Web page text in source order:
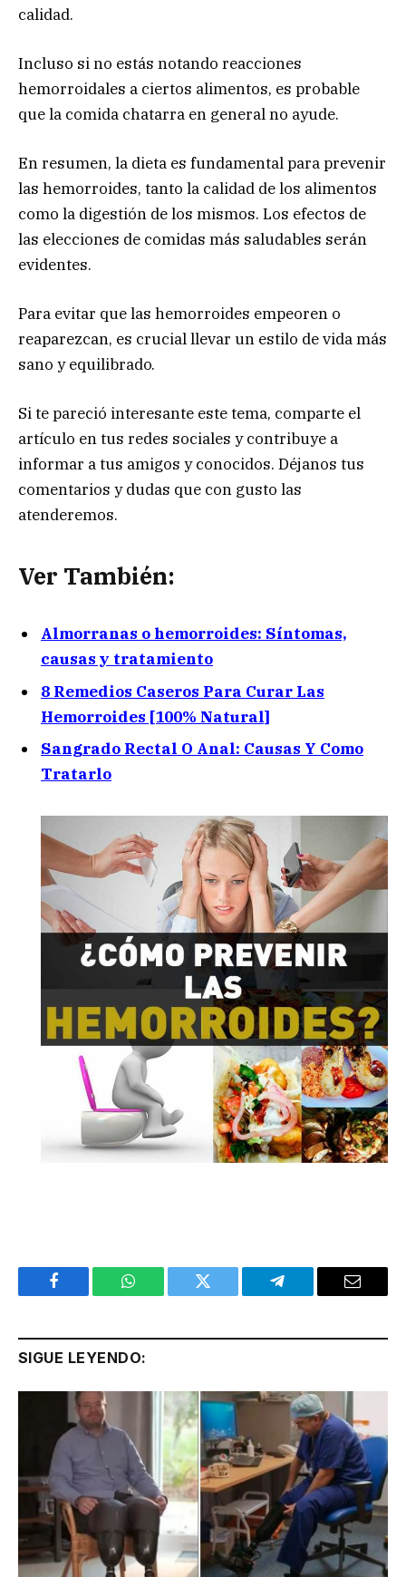
calidad.
Incluso si no estás notando reacciones
hemorroidales a ciertos alimentos, es probable
que la comida chatarra en general no ayude.
En resumen, la dieta es fundamental para prevenir
las hemorroides, tanto la calidad de los alimentos
como la digestión de los mismos. Los efectos de
las elecciones de comidas más saludables serán
evidentes.
Para evitar que las hemorroides empeoren o
reaparezcan, es crucial llevar un estilo de vida más
sano y equilibrado.
Si te pareció interesante este tema, comparte el
artículo en tus redes sociales y contribuye a
informar a tus amigos y conocidos. Déjanos tus
comentarios y dudas que con gusto las
atenderemos.
Ver También:
Almorranas o hemorroides: Síntomas,
causas y tratamiento
8 Remedios Caseros Para Curar Las
Hemorroides [100% Natural]
Sangrado Rectal O Anal: Causas Y Como
Tratarlo
Facebook WhatsApp Twitter Telegram Email
SIGUE LEYENDO: